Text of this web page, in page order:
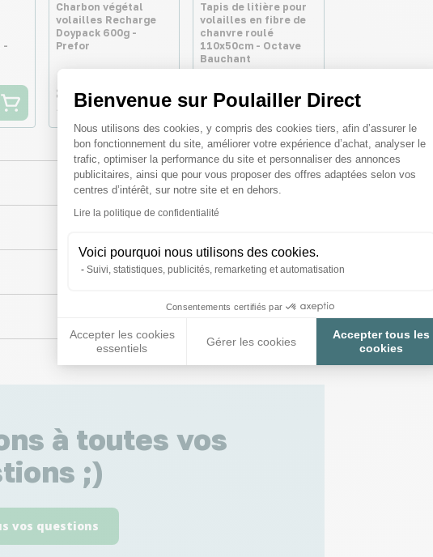
Bienvenue sur Poulailler Direct
Plateforme de Gestion du
Nous utilisons des cookies, y compris des cookies tiers, afin d’assurer le
bon fonctionnement du site, améliorer votre expérience d’achat, analyser le
trafic, optimiser la performance du site et personnaliser des annonces
publicitaires, ainsi que pour vous proposer des offres adaptées selon vos
centres d’intérêt, sur notre site et en dehors.
Lire la politique de confidentialité
Voici pourquoi nous utilisons des cookies.
Suivi, statistiques, publicités, remarketing et automatisation
Consentements certifiés par
Accepter les cookies
essentiels
Gérer les cookies
Accepter tous les
cookies
Axeptio consent
-
Charbon végétal
volailles Recharge
Doypack 600g -
Prefor
8,70 €
17,40 €/kg
Tapis de litière pour
volailles en fibre de
chanvre roulé
110x50cm - Octave
Bauchant
8,99 €
à toutes vos
;)
vos questions